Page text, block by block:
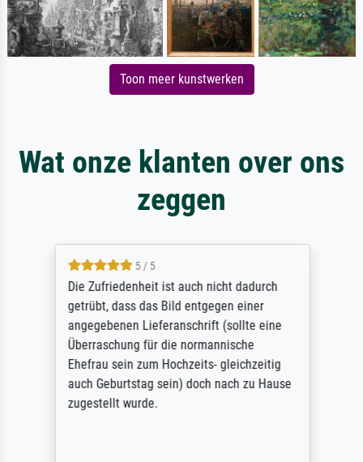
Toon meer kunstwerken
Wat onze klanten over ons
zeggen
5 / 5
Die Zufriedenheit ist auch nicht dadurch
getrübt, dass das Bild entgegen einer
angegebenen Lieferanschrift (sollte eine
Überraschung für die normannische
Ehefrau sein zum Hochzeits- gleichzeitig
auch Geburtstag sein) doch nach zu Hause
zugestellt wurde.